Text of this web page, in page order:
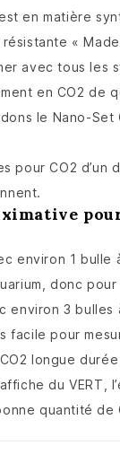
en matière
«
avec tous les
en CO2 de
le Nano-Set
pour CO2 d’un
environ 1 bulle
donc
environ 3 bulles
facile pour
longue durée
du VERT,
quantité de